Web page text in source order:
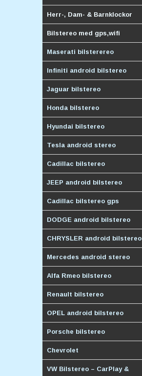
Herr-, Dam- & Barnklockor
Bilstereo med gps,wifi
Maserati bilsterereo
Infiniti android bilstereo
Jaguar bilstereo
Honda bilstereo
Hyundai bilstereo
Tesla android stereo
Cadillac bilstereo
JEEP android bilstereo
Cadillac bilstereo gps
DODGE android bilstereo
CHRYSLER android bilstereo
Mercedes android stereo
Alfa Rmeo bilstereo
Renault bilstereo
OPEL android bilstereo
Porsche bilstereo
Chevrolet
VW Bilstereo – CarPlay &